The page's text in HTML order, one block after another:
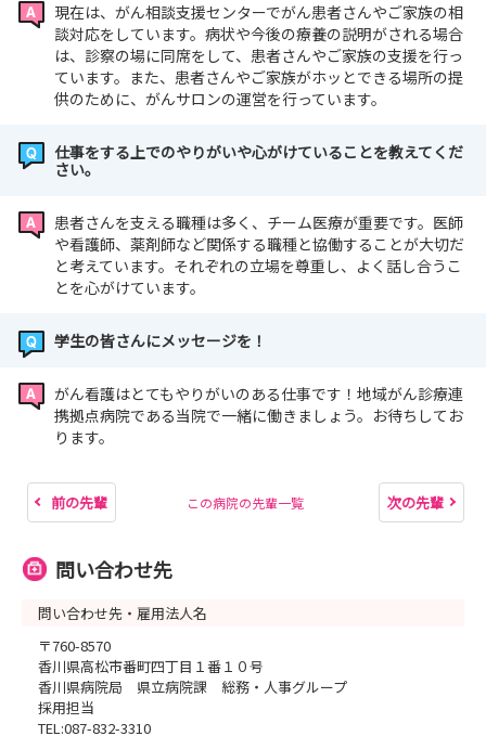
現在は、がん相談支援センターでがん患者さんやご家族の相
談対応をしています。病状や今後の療養の説明がされる場合
は、診察の場に同席をして、患者さんやご家族の支援を行っ
ています。また、患者さんやご家族がホッとできる場所の提
供のために、がんサロンの運営を行っています。
仕事をする上でのやりがいや心がけていることを教えてくだ
さい。
患者さんを支える職種は多く、チーム医療が重要です。医師
や看護師、薬剤師など関係する職種と協働することが大切だ
と考えています。それぞれの立場を尊重し、よく話し合うこ
とを心がけています。
学生の皆さんにメッセージを！
がん看護はとてもやりがいのある仕事です！地域がん診療連
携拠点病院である当院で一緒に働きましょう。お待ちしてお
ります。
前の先輩 この病院の先輩一覧 次の先輩
問い合わせ先
問い合わせ先・雇用法人名
〒760-8570
香川県高松市番町四丁目１番１０号
香川県病院局 県立病院課 総務・人事グループ
採用担当
TEL:087-832-3310